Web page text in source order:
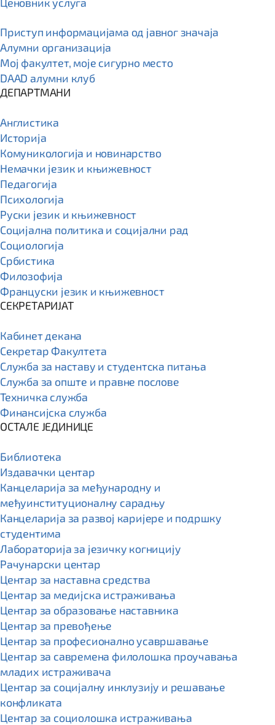
Приступ информацијама од јавног значаја
Алумни организација
Мој факултет, моје сигурно место
DAAD алумни клуб
ДЕПАРТМАНИ
Англистика
Историја
Комуникологија и новинарство
Немачки језик и књижевност
Педагогија
Психологија
Руски језик и књижевност
Социјална политика и социјални рад
Социологија
Србистика
Филозофија
Француски језик и књижевност
СЕКРЕТАРИЈАТ
Кабинет декана
Секретар Факултета
Служба за наставу и студентска питања
Служба за опште и правне послове
Техничка служба
Финансијска служба
ОСТАЛЕ ЈЕДИНИЦЕ
Библиотека
Издавачки центар
Канцеларија за међународну и
међуинституционалну сарадњу
Канцеларија за развој каријере и подршку
студентима
Лабораторија за језичку когницију
Рачунарски центар
Центар за наставна средства
Центар за медијска истраживања
Центар за образовање наставника
Центар за превођење
Центар за професионално усавршавање
Центар за савремена филолошка проучавања
младих истраживача
Центар за социјалну инклузију и решавање
конфликата
Центар за социолошка истраживања